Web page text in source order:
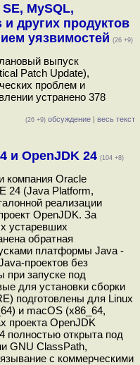
MySQL,
других продуктов
уязвимостей (26 +9)
выпуск
Patch Update),
проблем и
устранено 378
(26 +9) обсуждение | весь текст
и OpenJDK 24 (104 +8)
компания Oracle
24 (Java Platform,
реализации
OpenJDK. За
устаревших
обратная
платформы Java -
проектов без
при запуске под
для установки сборки
подготовлены для Linux
и macOS (x86_64,
проекта OpenJDK
полностью открыта под
GNU ClassPath,
с коммерческими